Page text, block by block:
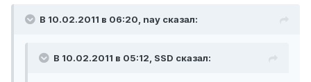
В 10.02.2011 в 06:20, nay сказал:
В 10.02.2011 в 05:12, SSD сказал: